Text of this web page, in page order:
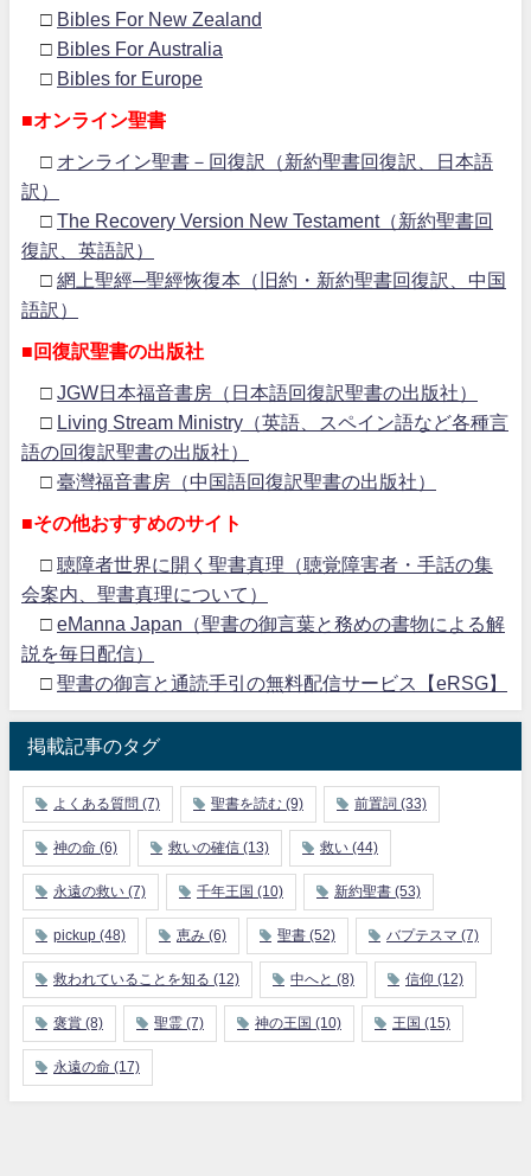
□ Bibles For New Zealand
□ Bibles For Australia
□ Bibles for Europe
■オンライン聖書
□ オンライン聖書－回復訳（新約聖書回復訳、日本語
訳）
□ The Recovery Version New Testament（新約聖書回
復訳、英語訳）
□ 網上聖經─聖經恢復本（旧約・新約聖書回復訳、中国
語訳）
■回復訳聖書の出版社
□ JGW日本福音書房（日本語回復訳聖書の出版社）
□
Living Stream Ministry（英語、スペイン語など各種言
語の回復訳聖書の出版社）
□ 臺灣福音書房（中国語回復訳聖書の出版社）
■その他おすすめのサイト
□ 聴障者世界に開く聖書真理（聴覚障害者・手話の集
会案内、聖書真理について）
□ eManna Japan（聖書の御言葉と務めの書物による解
説を毎日配信）
□ 聖書の御言と通読手引の無料配信サービス【eRSG】
掲載記事のタグ
よくある質問 (7) 聖書を読む (9) 前置詞 (33)
神の命 (6) 救いの確信 (13) 救い (44)
永遠の救い (7) 千年王国 (10) 新約聖書 (53)
pickup (48) 恵み (6) 聖書 (52) バプテスマ (7)
救われていることを知る (12) 中へと (8) 信仰 (12)
褒賞 (8) 聖霊 (7) 神の王国 (10) 王国 (15)
永遠の命 (17)